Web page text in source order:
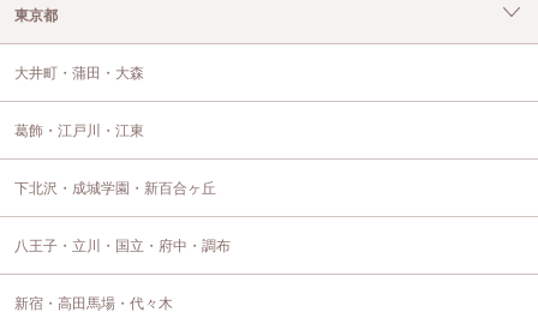
東京都
大井町・蒲田・大森
葛飾・江戸川・江東
下北沢・成城学園・新百合ヶ丘
八王子・立川・国立・府中・調布
新宿・高田馬場・代々木